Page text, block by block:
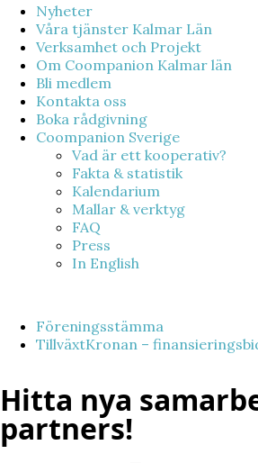
Nyheter
Våra tjänster Kalmar Län
Verksamhet och Projekt
Om Coompanion Kalmar län
Bli medlem
Kontakta oss
Boka rådgivning
Coompanion Sverige
Vad är ett kooperativ?
Fakta & statistik
Kalendarium
Mallar & verktyg
FAQ
Press
In English
Föreningsstämma
TillväxtKronan –
Hitta nya
partners!